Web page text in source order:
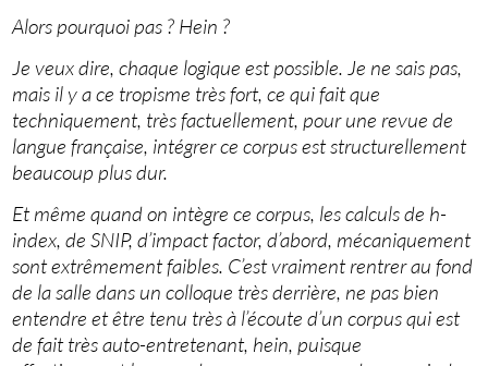
Alors pourquoi pas ? Hein ?
Je veux dire, chaque logique est possible. Je ne sais pas,
mais il y a ce tropisme très fort, ce qui fait que
techniquement, très factuellement, pour une revue de
langue française, intégrer ce corpus est structurellement
beaucoup plus dur.
Et même quand on intègre ce corpus, les calculs de h-
index, de SNIP, d’impact factor, d’abord, mécaniquement
sont extrêmement faibles. C’est vraiment rentrer au fond
de la salle dans un colloque très derrière, ne pas bien
entendre et être tenu très à l’écoute d’un corpus qui est
de fait très auto-entretenant, hein, puisque